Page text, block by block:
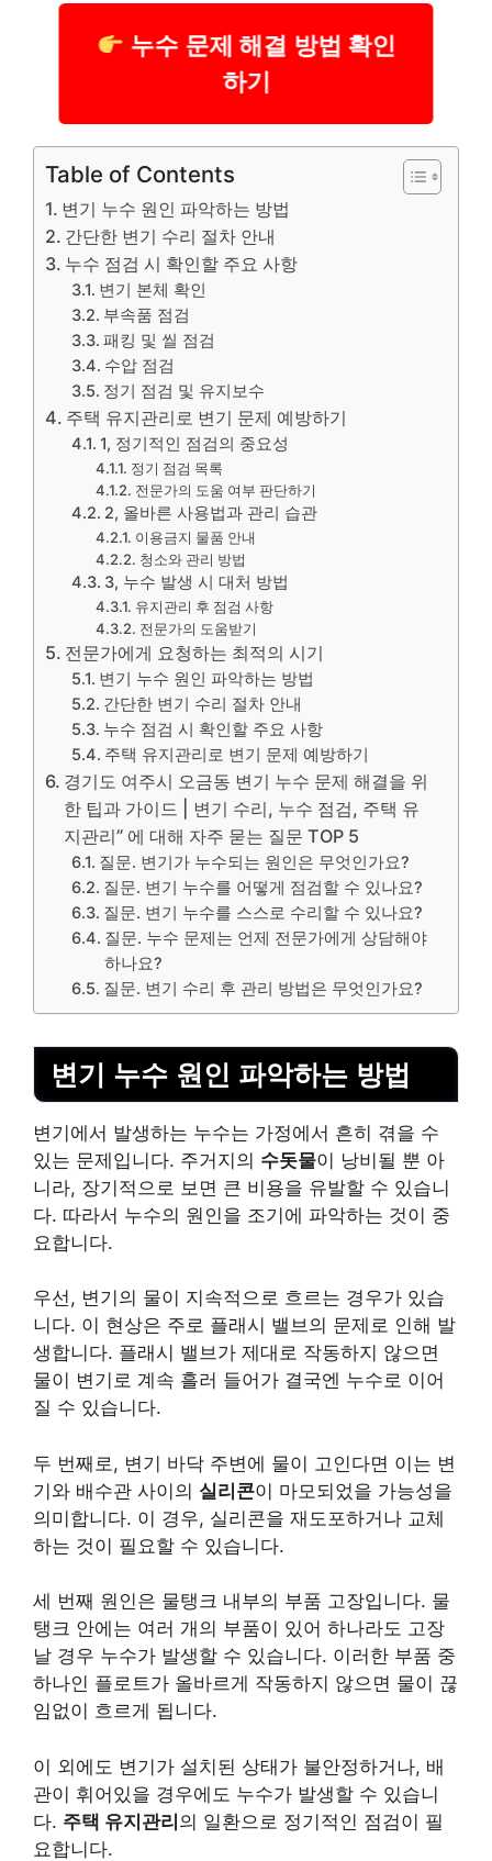
누수 문제 해결 방법 확인
하기
Table of Contents
변기 누수 원인 파악하는 방법
간단한 변기 수리 절차 안내
누수 점검 시 확인할 주요 사항
변기 본체 확인
부속품 점검
패킹 및 씰 점검
수압 점검
정기 점검 및 유지보수
주택 유지관리로 변기 문제 예방하기
1, 정기적인 점검의 중요성
정기 점검 목록
전문가의 도움 여부 판단하기
2, 올바른 사용법과 관리 습관
이용금지 물품 안내
청소와 관리 방법
3, 누수 발생 시 대처 방법
유지관리 후 점검 사항
전문가의 도움받기
전문가에게 요청하는 최적의 시기
변기 누수 원인 파악하는 방법
간단한 변기 수리 절차 안내
누수 점검 시 확인할 주요 사항
주택 유지관리로 변기 문제 예방하기
경기도 여주시 오금동 변기 누수 문제 해결을 위
한 팁과 가이드 | 변기 수리, 누수 점검, 주택 유
지관리” 에 대해 자주 묻는 질문 TOP 5
질문. 변기가 누수되는 원인은 무엇인가요?
질문. 변기 누수를 어떻게 점검할 수 있나요?
질문. 변기 누수를 스스로 수리할 수 있나요?
질문. 누수 문제는 언제 전문가에게 상담해야
하나요?
질문. 변기 수리 후 관리 방법은 무엇인가요?
변기 누수 원인 파악하는 방법
변기에서 발생하는 누수는 가정에서 흔히 겪을 수
있는 문제입니다. 주거지의 수돗물이 낭비될 뿐 아
니라, 장기적으로 보면 큰 비용을 유발할 수 있습니
다. 따라서 누수의 원인을 조기에 파악하는 것이 중
요합니다.
우선, 변기의 물이 지속적으로 흐르는 경우가 있습
니다. 이 현상은 주로 플래시 밸브의 문제로 인해 발
생합니다. 플래시 밸브가 제대로 작동하지 않으면
물이 변기로 계속 흘러 들어가 결국엔 누수로 이어
질 수 있습니다.
두 번째로, 변기 바닥 주변에 물이 고인다면 이는 변
기와 배수관 사이의 실리콘이 마모되었을 가능성을
의미합니다. 이 경우, 실리콘을 재도포하거나 교체
하는 것이 필요할 수 있습니다.
세 번째 원인은 물탱크 내부의 부품 고장입니다. 물
탱크 안에는 여러 개의 부품이 있어 하나라도 고장
날 경우 누수가 발생할 수 있습니다. 이러한 부품 중
하나인 플로트가 올바르게 작동하지 않으면 물이 끊
임없이 흐르게 됩니다.
이 외에도 변기가 설치된 상태가 불안정하거나, 배
관이 휘어있을 경우에도 누수가 발생할 수 있습니
다. 주택 유지관리의 일환으로 정기적인 점검이 필
요합니다.